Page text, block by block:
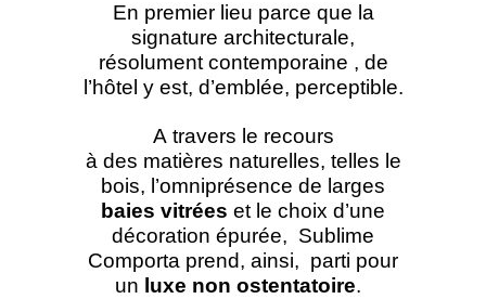
En premier lieu parce que la
signature architecturale,
résolument contemporaine , de
l’hôtel y est, d’emblée, perceptible.
A travers le recours
à des matières naturelles, telles le
bois, l’omniprésence de larges
baies vitrées et le choix d’une
décoration épurée, Sublime
Comporta prend, ainsi, parti pour
un luxe non ostentatoire.